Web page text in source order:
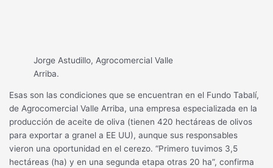
Jorge Astudillo, Agrocomercial Valle
Arriba.
Esas son las condiciones que se encuentran en el Fundo Tabalí,
de Agrocomercial Valle Arriba, una empresa especializada en la
producción de aceite de oliva (tienen 420 hectáreas de olivos
para exportar a granel a EE UU), aunque sus responsables
vieron una oportunidad en el cerezo. “Primero tuvimos 3,5
hectáreas (ha) y en una segunda etapa otras 20 ha”, confirma